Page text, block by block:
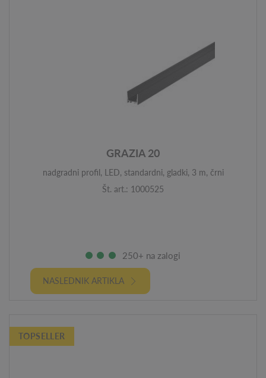
GRAZIA 20
nadgradni profil, LED, standardni, gladki, 3 m, črni
Št. art.: 1000525
250+ na zalogi
NASLEDNIK ARTIKLA
TOPSELLER